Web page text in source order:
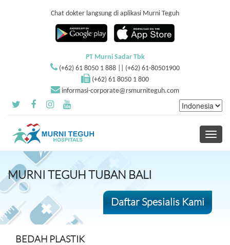
Chat dokter langsung di aplikasi Murni Teguh
PT Murni Sadar Tbk
(+62) 61 8050 1 888 || (+62) 61-80501900
(+62) 61 8050 1 800
informasi-corporate@rsmurniteguh.com
Toggle
MURNI TEGUH TUBAN BALI
Daftar Spesialis Kami
BEDAH PLASTIK